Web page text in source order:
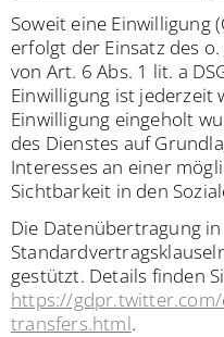
Soweit eine Einwilligung
erfolgt der Einsatz des
von Art. 6 Abs. 1 lit. a
Einwilligung ist jederzeit
Einwilligung eingeholt
des Dienstes auf
Interesses an einer
Sichtbarkeit in den
Die Datenübertragung
gestützt. Details finden
https://
transfers.html.